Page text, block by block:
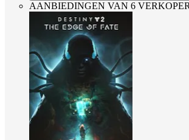
AANBIEDINGEN VAN 6